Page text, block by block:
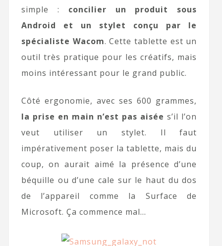
simple : concilier un produit sous
Android et un stylet conçu par le
spécialiste Wacom. Cette tablette est un
outil très pratique pour les créatifs, mais
moins intéressant pour le grand public.
Côté ergonomie, avec ses 600 grammes,
la prise en main n’est pas aisée s’il l’on
veut utiliser un stylet. Il faut
impérativement poser la tablette, mais du
coup, on aurait aimé la présence d’une
béquille ou d’une cale sur le haut du dos
de l’appareil comme la Surface de
Microsoft. Ça commence mal…